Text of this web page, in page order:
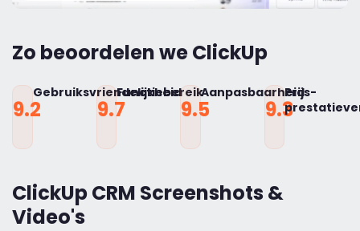
Zo beoordelen we ClickUp
9.2
Gebruiksvriendelijkheid
9.7
Functiebereik
9.5
Aanpasbaarheid
9.3
Prijs-
ClickUp CRM Screenshots &
Video's